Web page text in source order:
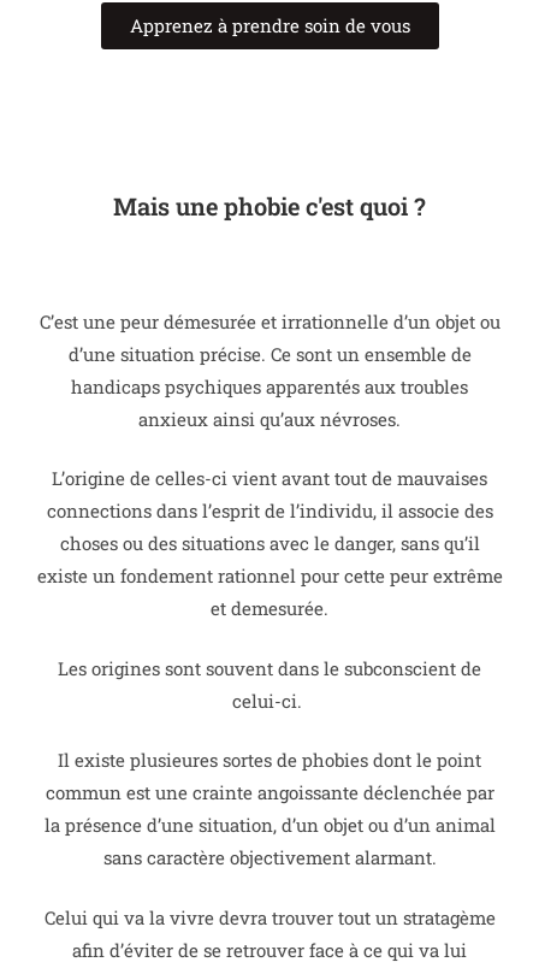
Apprenez à prendre soin de vous
Mais une phobie c'est quoi ?
C’est une peur démesurée et irrationnelle d’un objet ou
d’une situation précise. Ce sont un ensemble de
handicaps psychiques apparentés aux troubles
anxieux ainsi qu’aux névroses.
L’origine de celles-ci vient avant tout de mauvaises
connections dans l’esprit de l’individu, il associe des
choses ou des situations avec le danger, sans qu’il
existe un fondement rationnel pour cette peur extrême
et demesurée.
Les origines sont souvent dans le subconscient de
celui-ci.
Il existe plusieures sortes de phobies dont le point
commun est une crainte angoissante déclenchée par
la présence d’une situation, d’un objet ou d’un animal
sans caractère objectivement alarmant.
Celui qui va la vivre devra trouver tout un stratagème
afin d’éviter de se retrouver face à ce qui va lui